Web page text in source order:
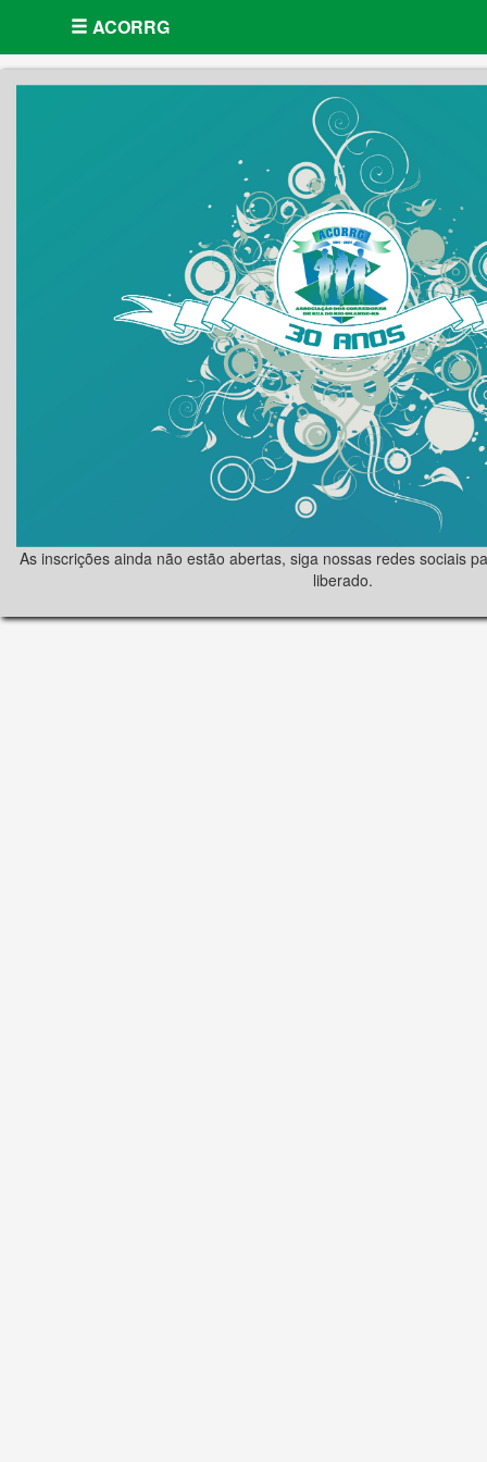
ACORRG
As inscrições ainda não estão abertas, siga nossas redes sociais
liberado.